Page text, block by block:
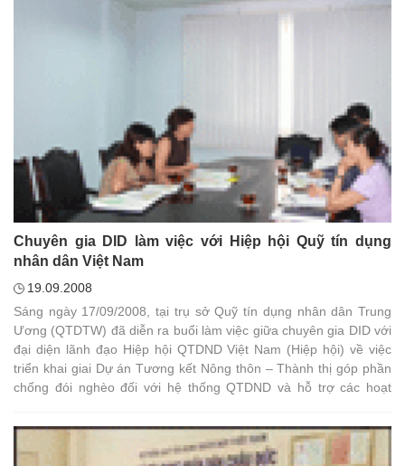
Chuyên gia DID làm việc với Hiệp hội Quỹ tín dụng
nhân dân Việt Nam
19.09.2008
Sáng ngày 17/09/2008, tại trụ sở Quỹ tín dụng nhân dân Trung
Ương (QTDTW) đã diễn ra buổi làm việc giữa chuyên gia DID với
đại diện lãnh đạo Hiệp hội QTDND Việt Nam (Hiệp hội) về việc
triển khai giai Dự án Tương kết Nông thôn – Thành thị góp phần
chống đói nghèo đối với hệ thống QTDND và hỗ trợ các hoạt